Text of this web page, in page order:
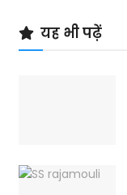
यह भी पढ़ें